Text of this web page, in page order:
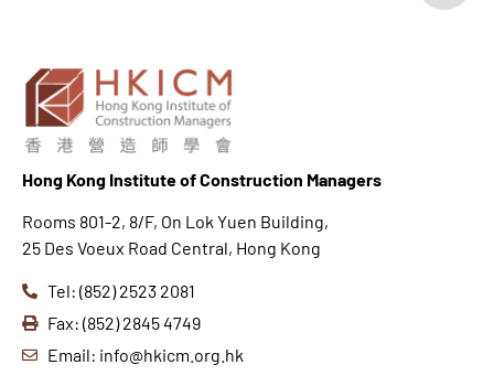
Hong Kong Institute of Construction Managers
Rooms 801-2, 8/F, On Lok Yuen Building,
25 Des Voeux Road Central, Hong Kong
Tel: (852) 2523 2081
Fax: (852) 2845 4749
Email: info@hkicm.org.hk